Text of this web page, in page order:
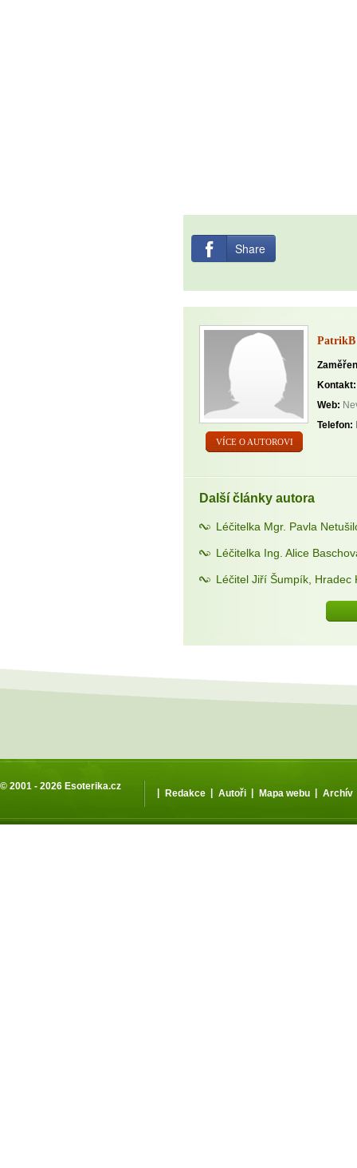
Share
VÍCE O AUTOROVI
PatrikB
Kontakt:
Web:
Telefon:
Další články autora
Léčitelka Mgr. Pavla
Léčitelka Ing. Alice
Léčitel Jiří Šumpík, Hradec
© 2001 - 2026 Esoterika.cz
| Redakce | Autoři | Mapa webu | Archív